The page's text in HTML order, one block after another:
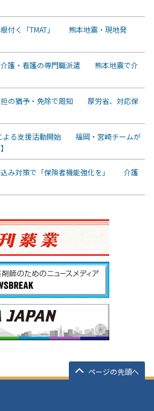
根付く「TMAT」 熊本地震・現地発
介護・看護の専門職派遣 熊本地震で介
担の猶予・免除で周知 厚労省、対応保
よる支援活動開始 福岡・宮崎チームが
込み対策で「保険者機能強化を」 介護
ページの先頭へ